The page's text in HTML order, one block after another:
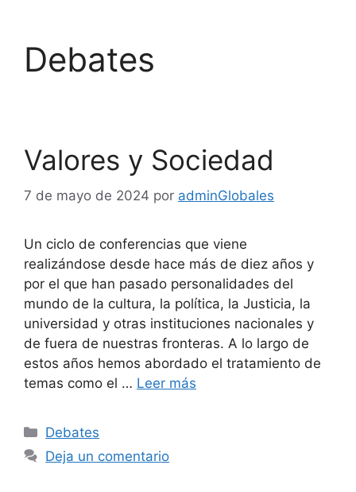
Debates
Valores y Sociedad
7 de mayo de 2024 por adminGlobales
Un ciclo de conferencias que viene
realizándose desde hace más de diez años y
por el que han pasado personalidades del
mundo de la cultura, la política, la Justicia, la
universidad y otras instituciones nacionales y
de fuera de nuestras fronteras. A lo largo de
estos años hemos abordado el tratamiento de
temas como el … Leer más
Debates
Deja un comentario